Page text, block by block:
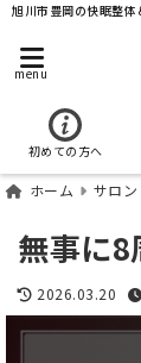
旭川市豊岡の快眠整
menu
初めての方へ
ホーム サロン
無事に8
2026.03.20